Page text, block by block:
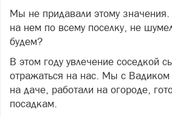
Мы не придавали этому значения.
на нем по всему поселку, не
будем?
В этом году увлечение соседкой
отражаться на нас. Мы с
на даче, работали на огороде,
посадкам.